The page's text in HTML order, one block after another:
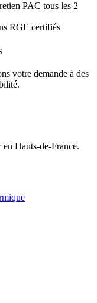
PAC tous les 2
RGE certifiés
votre demande à des
Hauts-de-France.